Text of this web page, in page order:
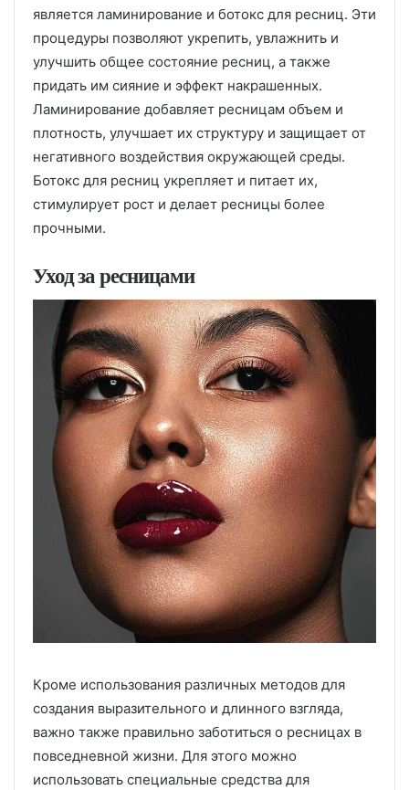
является ламинирование и ботокс для ресниц. Эти
процедуры позволяют укрепить, увлажнить и
улучшить общее состояние ресниц, а также
придать им сияние и эффект накрашенных.
Ламинирование добавляет ресницам объем и
плотность, улучшает их структуру и защищает от
негативного воздействия окружающей среды.
Ботокс для ресниц укрепляет и питает их,
стимулирует рост и делает ресницы более
прочными.
Уход за ресницами
Кроме использования различных методов для
создания выразительного и длинного взгляда,
важно также правильно заботиться о ресницах в
повседневной жизни. Для этого можно
использовать специальные средства для